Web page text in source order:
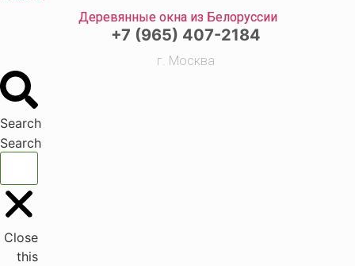
Деревянные окна из Белоруссии
+7 (965) 407-2184
г. Москва
Search
Search
Close
this